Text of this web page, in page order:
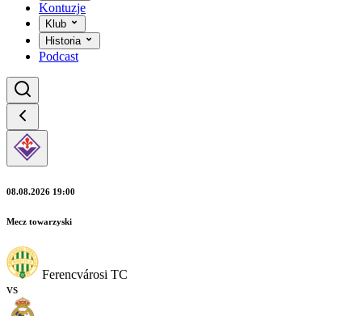
Kontuzje
Klub
Historia
Podcast
08.08.2026 19:00
Mecz towarzyski
Ferencvárosi TC
vs